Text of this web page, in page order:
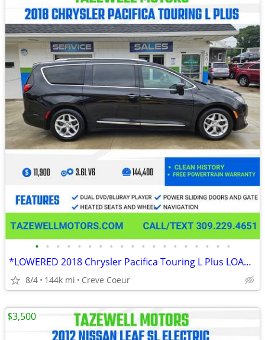
• • • • • • • • • • • • • • • • • • •
*LOWERED 2018 Chrysler Pacifica Touring L Plus LOADED FREE WARRANTY
8/4 144k mi Creve Coeur
$3,500